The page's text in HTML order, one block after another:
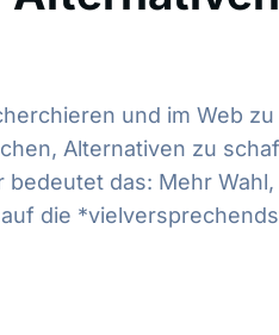
und im Web
Alternativen zu
das: Mehr
die